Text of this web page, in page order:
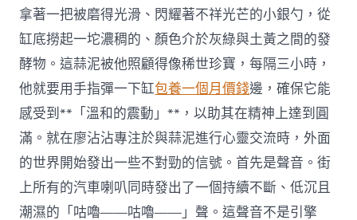
拿著一把被磨得光滑、閃耀著不祥光芒的小銀勺，從
缸底撈起一坨濃稠的、顏色介於灰綠與土黃之間的發
酵物。這蒜泥被他照顧得像稀世珍寶，每隔三小時，
他就要用手指彈一下缸包養一個月價錢邊，確保它能
感受到**「溫和的震動」**，以助其在精神上達到圓
滿。就在廖沾沾專注於與蒜泥進行心靈交流時，外面
的世界開始發出一些不對勁的信號。首先是聲音。街
上所有的汽車喇叭同時發出了一個持續不斷、低沉且
潮濕的「咕嚕——咕嚕——」聲。這聲音不是引擎